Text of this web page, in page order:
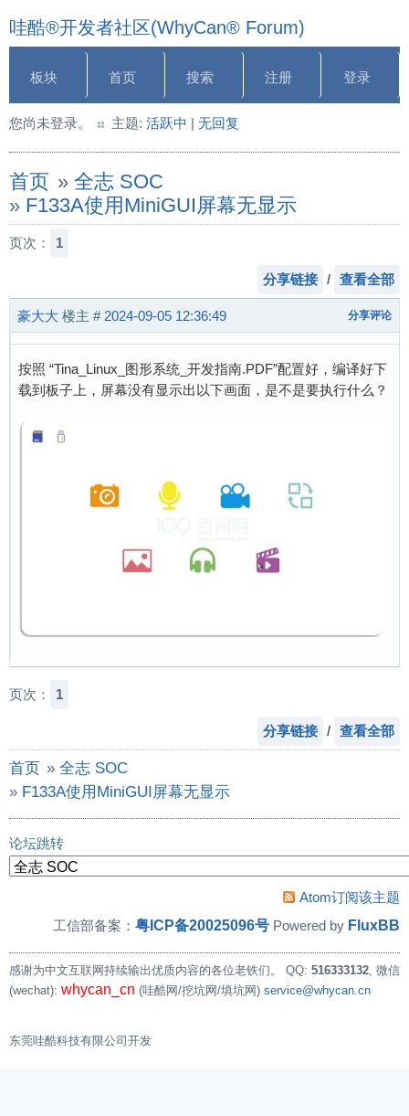
哇酷®开发者社区(WhyCan® Forum)
板块 首页 搜索 注册 登录
您尚未登录。 主题: 活跃中 | 无回复
首页 » 全志 SOC
» F133A使用MiniGUI屏幕无显示
页次： 1
分享链接 / 查看全部
豪大大 楼主 # 2024-09-05 12:36:49 分享评论
按照 “Tina_Linux_图形系统_开发指南.PDF”配置好，编译好下
载到板子上，屏幕没有显示出以下画面，是不是要执行什么？
页次： 1
分享链接 / 查看全部
首页 » 全志 SOC
» F133A使用MiniGUI屏幕无显示
论坛跳转
Atom订阅该主题
工信部备案： 粤ICP备20025096号 Powered by FluxBB
感谢为中文互联网持续输出优质内容的各位老铁们。 QQ: 516333132, 微信
(wechat): whycan_cn (哇酷网/挖坑网/填坑网) service@whycan.cn
东莞哇酷科技有限公司开发